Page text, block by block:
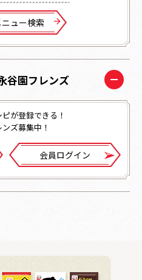
ュー検索
谷園フレンズ
が登録できる！
ズ募集中！
会員ログイン